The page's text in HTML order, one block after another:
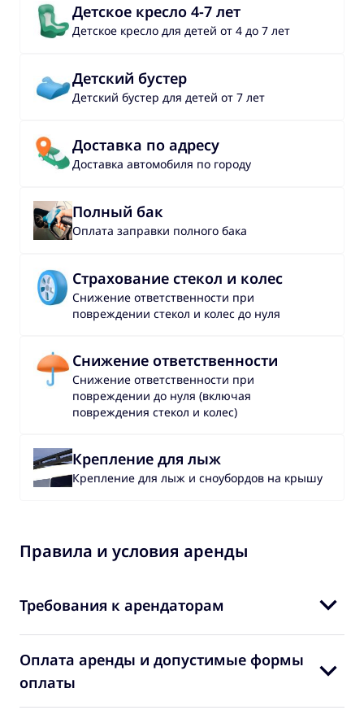
Детское кресло 4-7 лет
Детское кресло для детей от 4 до 7 лет
Детский бустер
Детский бустер для детей от 7 лет
Доставка по адресу
Доставка автомобиля по городу
Полный бак
Оплата заправки полного бака
Страхование стекол и колес
Снижение ответственности при
повреждении стекол и колес до нуля
Снижение ответственности
Снижение ответственности при
повреждении до нуля (включая
повреждения стекол и колес)
Крепление для лыж
Крепление для лыж и сноубордов на крышу
Правила и условия аренды
Требования к арендаторам
Оплата аренды и допустимые формы
оплаты